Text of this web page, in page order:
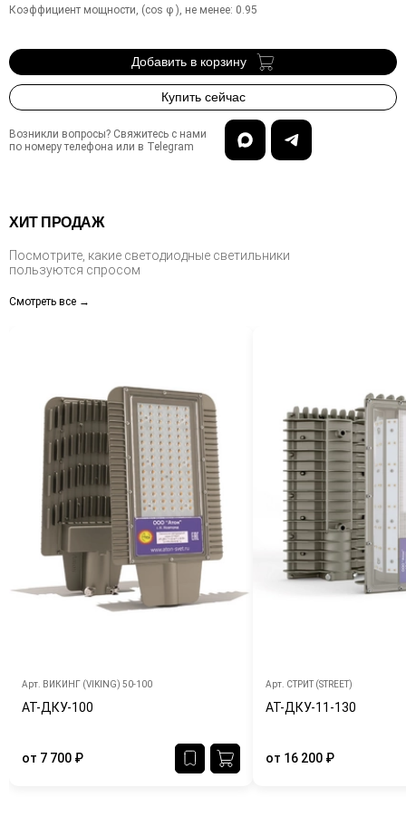
Коэффициент мощности, (cos φ ), не менее: 0.95
Добавить в корзину
Купить сейчас
Возникли вопросы? Свяжитесь с нами
по номеру телефона или в Telegram
ХИТ ПРОДАЖ
Посмотрите, какие светодиодные светильники
пользуются спросом
Смотреть все →
Арт. ВИКИНГ (VIKING) 50-100
АТ-ДКУ-100
от 7 700 ₽
Арт. СТРИТ (STREET)
АТ-ДКУ-11-130
от 16 200 ₽